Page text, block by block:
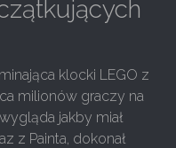
klocki LEGO z
milionów graczy na
jakby miał
z Painta, dokonał